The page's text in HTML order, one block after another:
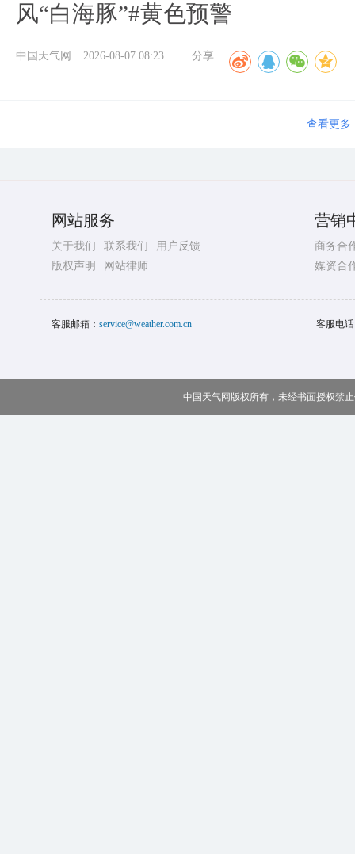
风“白海豚”#黄色预警
中国天气网 2026-08-07 08:23 分享
查看更多
网站服务
关于我们 联系我们
用户反馈
版权声明
网站律师
营销
商务合
媒资合
客服邮箱： service@weather.com.cn 客服电
中国天气网版权所有，未经书面授权